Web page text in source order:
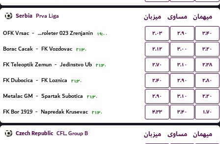
Serbia Prva Liga میزبان مساوی میهمان
OFK Vrsac - FK Proleter 023 Zrenjanin ۱۹:۰۰ ۲.۰۳ ۲.۹۰ ۳.۴۰
Borac Cacak - FK Vozdovac ۲۱:۳۰ ۲.۱۲ ۳.۰۰ ۳.۲۰
FK Teleoptik Zemun - Jedinstvo Ub ۲۱:۳۰ ۲.۷۰ ۳.۱۰ ۲.۳۸
FK Dubocica - FK Loznica ۲۱:۳۰ ۲.۴۰ ۲.۹۰ ۲.۸۰
Metalac GM - Spartak Subotica ۲۱:۳۰ ۲.۹۰ ۳.۱۰ ۲.۲۰
FK Bor 1919 - Napredak Krusevac ۲۱:۳۰ ۴.۳۳ ۳.۴۰ ۱.۷۰
Czech Republic CFL, Group B میزبان مساوی میهمان